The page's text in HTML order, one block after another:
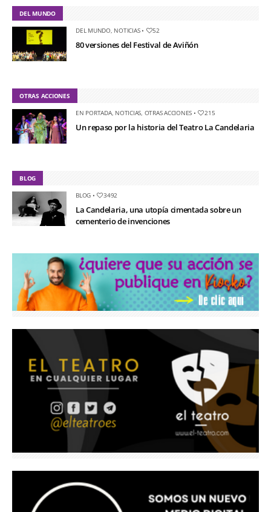
DEL MUNDO
DEL MUNDO, NOTICIAS• 52
80 versiones del Festival de Aviñón
OTRAS ACCIONES
EN PORTADA, NOTICIAS OTRAS ACCIONES • 215
Un repaso por la historia del Teatro La Candelaria
BLOG
BLOG • 3492
La Candelaria, una utopía cimentada sobre un
cementerio de invenciones